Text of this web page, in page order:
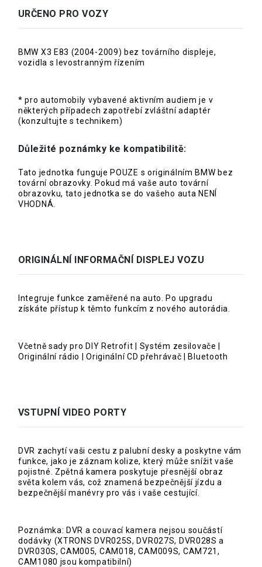
URČENO PRO VOZY
BMW X3 E83 (2004-2009) bez továrního displeje,
vozidla s levostranným řízením
* pro automobily vybavené aktivním audiem je v
některých případech zapotřebí zvláštní adaptér
(konzultujte s technikem)
Důležité poznámky ke kompatibilitě:
Tato jednotka funguje POUZE s originálním BMW bez
tovární obrazovky. Pokud má vaše auto tovární
obrazovku, tato jednotka se do vašeho auta NENÍ
VHODNÁ.
ORIGINÁLNÍ INFORMAČNÍ DISPLEJ VOZU
Integruje funkce zaměřené na auto. Po upgradu
získáte přístup k těmto funkcím z nového autorádia.
Včetně sady pro DIY Retrofit | Systém zesilovače |
Originální rádio | Originální CD přehrávač | Bluetooth
VSTUPNÍ VIDEO PORTY
DVR zachytí vaši cestu z palubní desky a poskytne vám
funkce, jako je záznam kolize, který může snížit vaše
pojistné. Zpětná kamera poskytuje přesnější obraz
světa kolem vás, což znamená bezpečnější jízdu a
bezpečnější manévry pro vás i vaše cestující.
Poznámka: DVR a couvací kamera nejsou součástí
dodávky (XTRONS DVR025S, DVR027S, DVR028S a
DVR030S, CAM005, CAM018, CAM009S, CAM721,
CAM1080 jsou kompatibilní)